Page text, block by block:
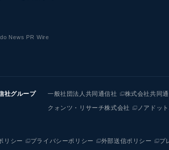
News PR Wire
社グループ 一般社団法人共同通信社 株式会社共同
クォンツ・リサーチ株式会社
ノアドッ
リシー プライバシーポリシー 外部送信ポリシー プ